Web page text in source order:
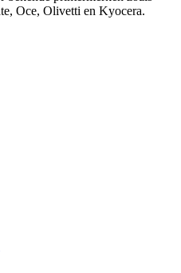
Oce, Olivetti en Kyocera.